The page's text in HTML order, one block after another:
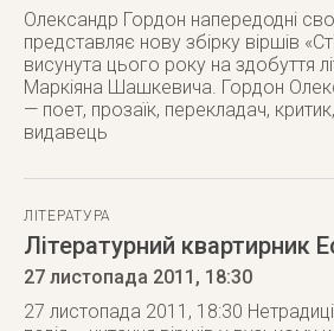
Олександр Гордон напередодні
представляє нову збірку віршів
висунута цього року на здобуття
Маркіяна Шашкевича. Гордон
— поет, прозаїк, перекладач,
видавець
ЛІТЕРАТУРА
Літературний квартирник
27 листопада 2011 , 18:30
27 листопада 2011, 18:30